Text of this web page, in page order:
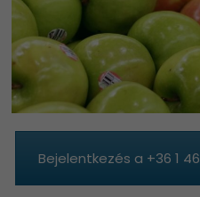
Bejelentkezés a +36 1